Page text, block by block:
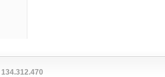
134.312.470